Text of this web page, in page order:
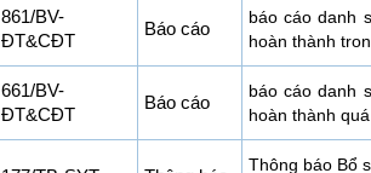
861/BV-
ĐT&CĐT
Báo cáo
báo cáo danh
hoàn thành
661/BV-
ĐT&CĐT
Báo cáo
báo cáo danh
hoàn thành
Thông báo Bổ